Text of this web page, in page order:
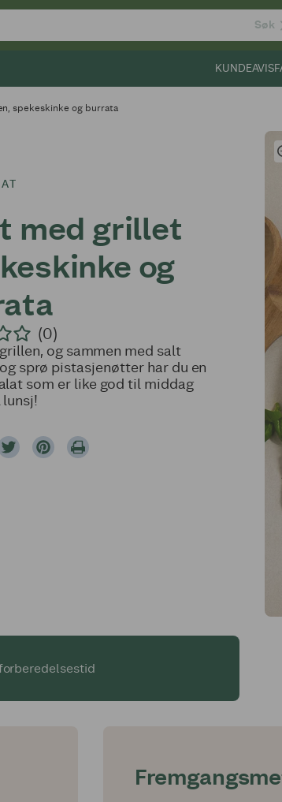
Søk
KUNDEAVIS
spekeskinke og burrata
med grillet
og
(0)
og sammen med salt
sprø pistasjenøtter har du en
som er like god til middag